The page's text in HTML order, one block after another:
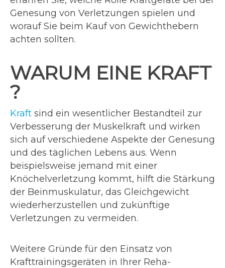
Genesung von Verletzungen spielen und
worauf Sie beim Kauf von Gewichthebern
achten sollten.
WARUM EINE KRAFT
?
Kraft sind ein wesentlicher Bestandteil zur
Verbesserung der Muskelkraft und wirken
sich auf verschiedene Aspekte der Genesung
und des täglichen Lebens aus. Wenn
beispielsweise jemand mit einer
Knöchelverletzung kommt, hilft die Stärkung
der Beinmuskulatur, das Gleichgewicht
wiederherzustellen und zukünftige
Verletzungen zu vermeiden.
Weitere Gründe für den Einsatz von
Krafttrainingsgeräten in Ihrer Reha-